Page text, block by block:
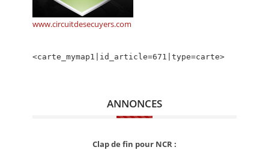
PETITES ANNONCES
www.circuitdesecuyers.com
<carte_mymap1|id_article=671|type=carte>
ANNONCES
Clap de fin pour NCR :